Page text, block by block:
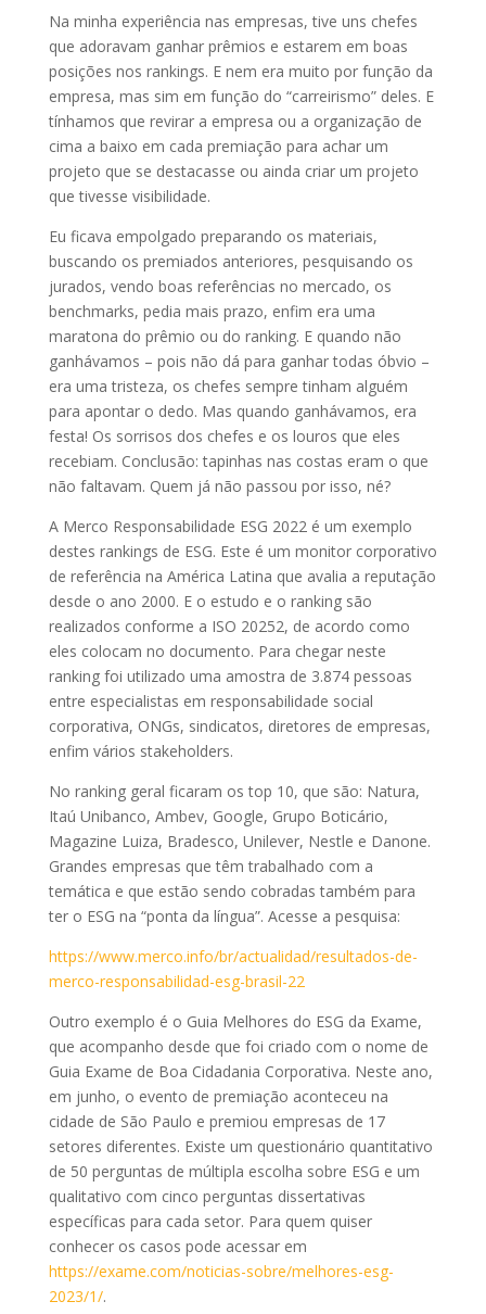
Na minha experiência nas empresas, tive uns chefes
que adoravam ganhar prêmios e estarem em boas
posições nos rankings. E nem era muito por função da
empresa, mas sim em função do “carreirismo” deles. E
tínhamos que revirar a empresa ou a organização de
cima a baixo em cada premiação para achar um
projeto que se destacasse ou ainda criar um projeto
que tivesse visibilidade.
Eu ficava empolgado preparando os materiais,
buscando os premiados anteriores, pesquisando os
jurados, vendo boas referências no mercado, os
benchmarks, pedia mais prazo, enfim era uma
maratona do prêmio ou do ranking. E quando não
ganhávamos – pois não dá para ganhar todas óbvio –
era uma tristeza, os chefes sempre tinham alguém
para apontar o dedo. Mas quando ganhávamos, era
festa! Os sorrisos dos chefes e os louros que eles
recebiam. Conclusão: tapinhas nas costas eram o que
não faltavam. Quem já não passou por isso, né?
A Merco Responsabilidade ESG 2022 é um exemplo
destes rankings de ESG. Este é um monitor corporativo
de referência na América Latina que avalia a reputação
desde o ano 2000. E o estudo e o ranking são
realizados conforme a ISO 20252, de acordo como
eles colocam no documento. Para chegar neste
ranking foi utilizado uma amostra de 3.874 pessoas
entre especialistas em responsabilidade social
corporativa, ONGs, sindicatos, diretores de empresas,
enfim vários stakeholders.
No ranking geral ficaram os top 10, que são: Natura,
Itaú Unibanco, Ambev, Google, Grupo Boticário,
Magazine Luiza, Bradesco, Unilever, Nestle e Danone.
Grandes empresas que têm trabalhado com a
temática e que estão sendo cobradas também para
ter o ESG na “ponta da língua”. Acesse a pesquisa:
https://www.merco.info/br/actualidad/resultados-de-
merco-responsabilidad-esg-brasil-22
Outro exemplo é o Guia Melhores do ESG da Exame,
que acompanho desde que foi criado com o nome de
Guia Exame de Boa Cidadania Corporativa. Neste ano,
em junho, o evento de premiação aconteceu na
cidade de São Paulo e premiou empresas de 17
setores diferentes. Existe um questionário quantitativo
de 50 perguntas de múltipla escolha sobre ESG e um
qualitativo com cinco perguntas dissertativas
específicas para cada setor. Para quem quiser
conhecer os casos pode acessar em
https://exame.com/noticias-sobre/melhores-esg-
2023/1/.